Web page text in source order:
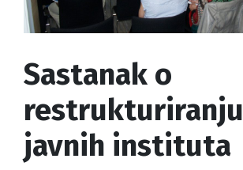
Sastanak o
restrukturiranju
javnih instituta